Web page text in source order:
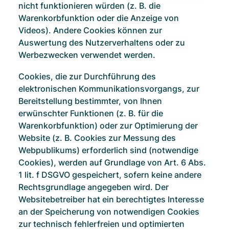
nicht funktionieren würden (z. B. die
Warenkorbfunktion oder die Anzeige von
Videos). Andere Cookies können zur
Auswertung des Nutzerverhaltens oder zu
Werbezwecken verwendet werden.
Cookies, die zur Durchführung des
elektronischen Kommunikationsvorgangs, zur
Bereitstellung bestimmter, von Ihnen
erwünschter Funktionen (z. B. für die
Warenkorbfunktion) oder zur Optimierung der
Website (z. B. Cookies zur Messung des
Webpublikums) erforderlich sind (notwendige
Cookies), werden auf Grundlage von Art. 6 Abs.
1 lit. f DSGVO gespeichert, sofern keine andere
Rechtsgrundlage angegeben wird. Der
Websitebetreiber hat ein berechtigtes Interesse
an der Speicherung von notwendigen Cookies
zur technisch fehlerfreien und optimierten